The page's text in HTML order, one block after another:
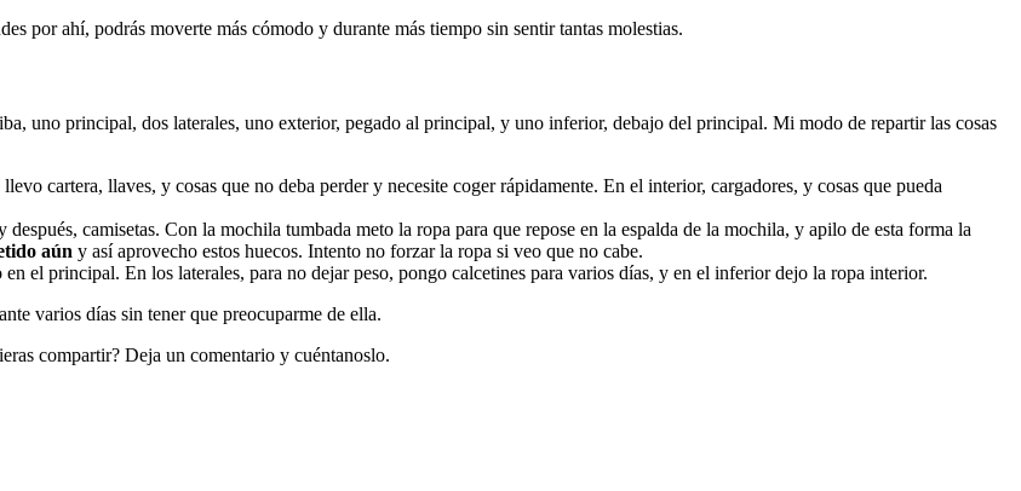
por ahí, podrás moverte más cómodo y durante más tiempo sin sentir tantas molestias.
uno principal, dos laterales, uno exterior, pegado al principal, y uno inferior, debajo del principal. Mi modo de repartir las cosas
cartera, llaves, y cosas que no deba perder y necesite coger rápidamente. En el interior, cargadores, y cosas que pueda
camisetas. Con la mochila tumbada meto la ropa para que repose en la espalda de la mochila, y apilo de esta forma la
aún y así aprovecho estos huecos. Intento no forzar la ropa si veo que no cabe.
el principal. En los laterales, para no dejar peso, pongo calcetines para varios días, y en el inferior dejo la ropa interior.
varios días sin tener que preocuparme de ella.
compartir? Deja un comentario y cuéntanoslo.